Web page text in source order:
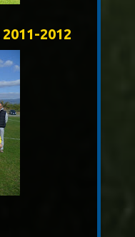
2012